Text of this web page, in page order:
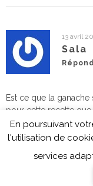
13 avril
Sala
Est ce que la
pour cette recette que
En poursuivant
l'utilisation de
services